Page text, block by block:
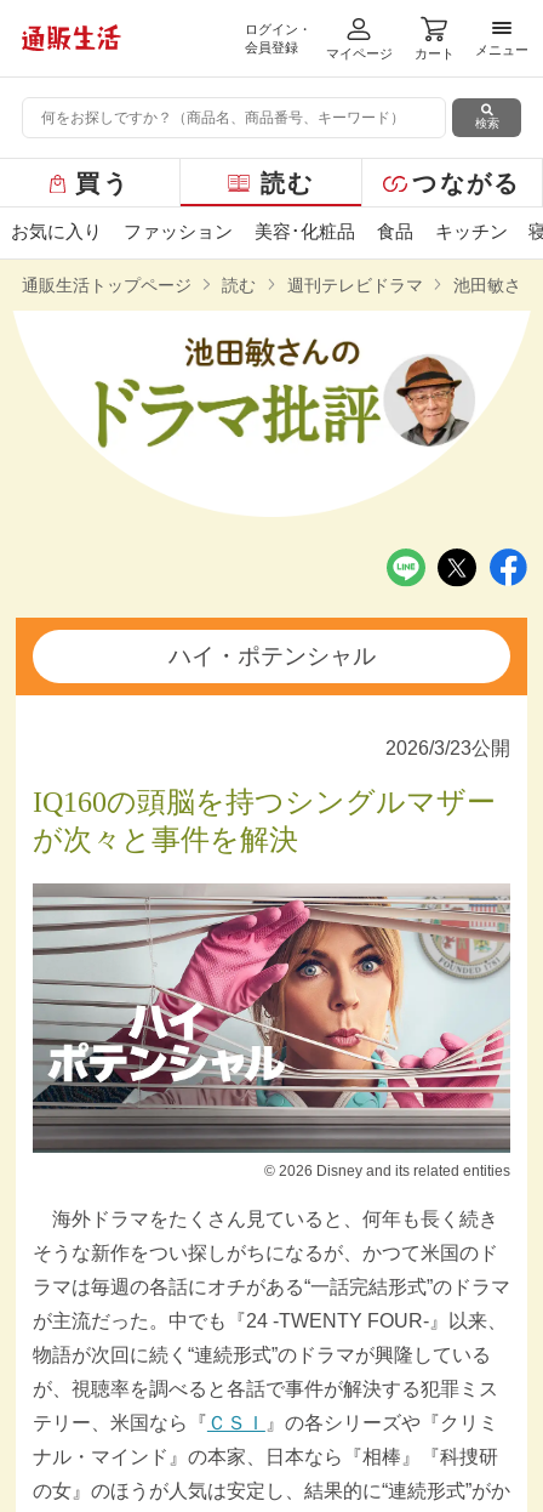
ログイン・
会員登録
マイページ カート
メニ
メニュー
検索
ー
バ
ニ
買う 読む つながる
お気に入り ファッション 美容･化粧品 食品 キッチン
通販生活トップページ 読む 週刊テレビドラマ 池田敏さん
ハイ・ポテンシャル
2026/3/23公開
IQ160の頭脳を持つシングルマザー
が次々と事件を解決
© 2026 Disney and its related entities
海外ドラマをたくさん見ていると、何年も長く続き
そうな新作をつい探しがちになるが、かつて米国のド
ラマは毎週の各話にオチがある“一話完結形式”のドラマ
が主流だった。中でも『24 -TWENTY FOUR-』以来、
物語が次回に続く“連続形式”のドラマが興隆している
が、視聴率を調べると各話で事件が解決する犯罪ミス
テリー、米国なら『 ＣＳＩ
』の各シリーズや『クリミ
ナル・マインド』の本家、日本なら『相棒』『科捜研
の女』のほうが人気は安定し、結果的に“連続形式”がか